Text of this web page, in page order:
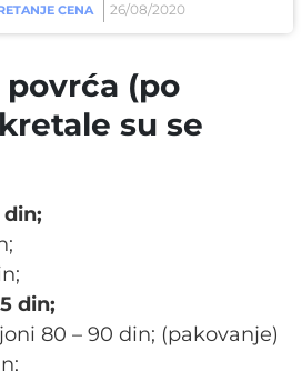
CENA 26/08/2020
povrća (po
su se
din;
80 – 90 din; (pakovanje)